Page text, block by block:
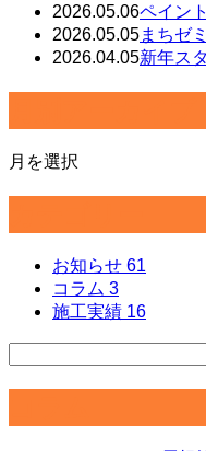
2026.05.06ペイン
2026.05.05まちゼ
2026.04.05新年ス
月を選択
お知らせ 61
コラム 3
施工実績 16